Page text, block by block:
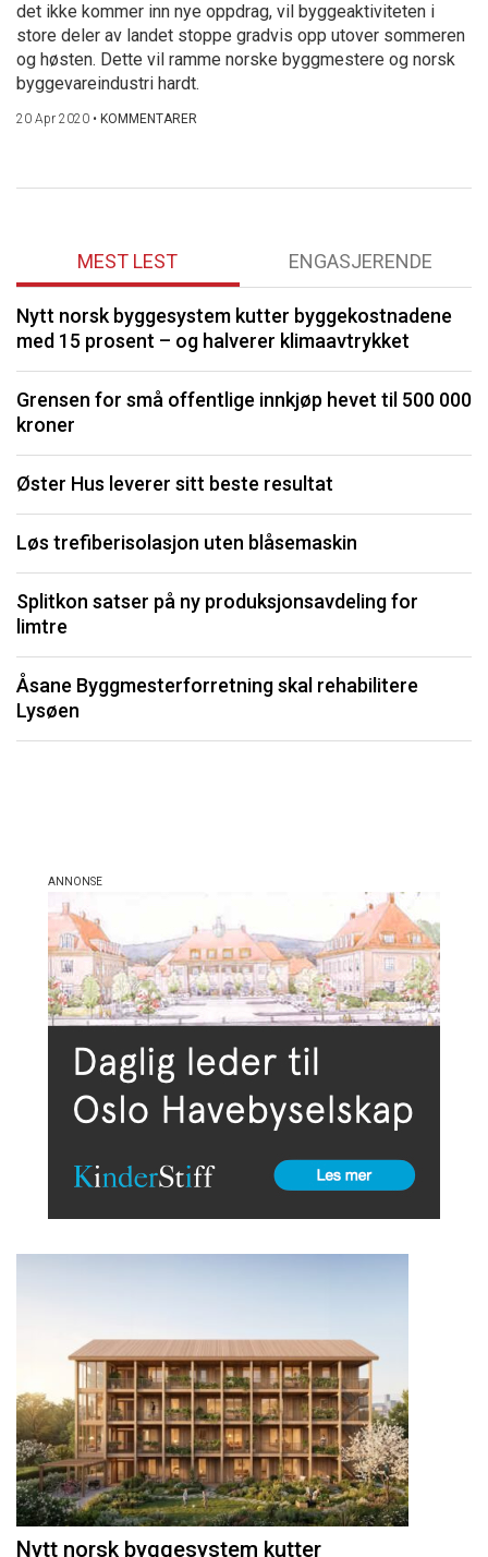
det ikke kommer inn nye oppdrag, vil byggeaktiviteten i
store deler av landet stoppe gradvis opp utover sommeren
og høsten. Dette vil ramme norske byggmestere og norsk
byggevareindustri hardt.
20 Apr 2020 • KOMMENTARER
MEST LEST ENGASJERENDE
Nytt norsk byggesystem kutter byggekostnadene
med 15 prosent – og halverer klimaavtrykket
Grensen for små offentlige innkjøp hevet til 500 000
kroner
Øster Hus leverer sitt beste resultat
Løs trefiberisolasjon uten blåsemaskin
Splitkon satser på ny produksjonsavdeling for
limtre
Åsane Byggmesterforretning skal rehabilitere
Lysøen
Nytt norsk byggesystem kutter